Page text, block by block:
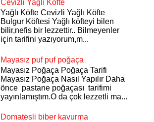
Cevizli Yağlı Köfte
Yağlı Köfte Cevizli Yağlı Köfte
Bulgur Köftesi Yağlı köfteyi bilen
bilir,nefis bir lezzettir.. Bilmeyenler
için tarifini yazıyorum,m...
Mayasız puf puf poğaça
Mayasız Poğaça Poğaça Tarifi
Mayasız Poğaça Nasıl Yapılır Daha
önce pastane poğaçası tarifimi
yayınlamıştım.O da çok lezzetli ma...
Domatesli biber kavurma